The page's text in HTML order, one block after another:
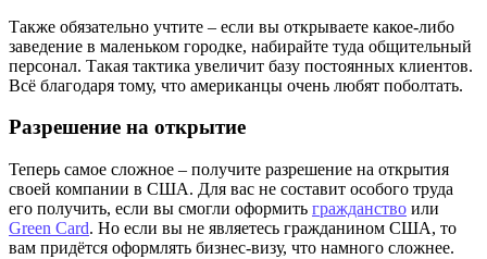
Также обязательно учтите – если вы открываете какое-либо
заведение в маленьком городке, набирайте туда общительный
персонал. Такая тактика увеличит базу постоянных клиентов.
Всё благодаря тому, что американцы очень любят поболтать.
Разрешение на открытие
Теперь самое сложное – получите разрешение на открытия
своей компании в США. Для вас не составит особого труда
его получить, если вы смогли оформить гражданство или
Green Card. Но если вы не являетесь гражданином США, то
вам придётся оформлять бизнес-визу, что намного сложнее.